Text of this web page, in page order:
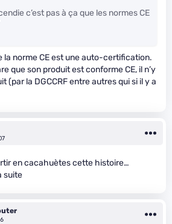
c’est pas à ça que les normes CE
la norme CE est une auto-certification.
que son produit est conforme CE, il n’y
(par la DGCCRF entre autres qui si il y a
en cacahuètes cette histoire…
suite